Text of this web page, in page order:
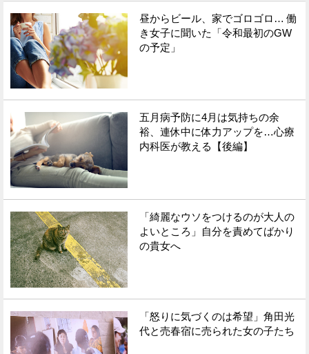
昼からビール、家でゴロゴロ… 働
き女子に聞いた「令和最初のGW
の予定」
五月病予防に4月は気持ちの余
裕、連休中に体力アップを…心療
内科医が教える【後編】
「綺麗なウソをつけるのが大人の
よいところ」自分を責めてばかり
の貴女へ
「怒りに気づくのは希望」角田光
代と売春宿に売られた女の子たち